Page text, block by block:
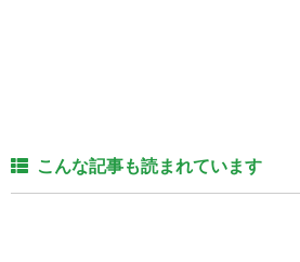
こんな記事も読まれています